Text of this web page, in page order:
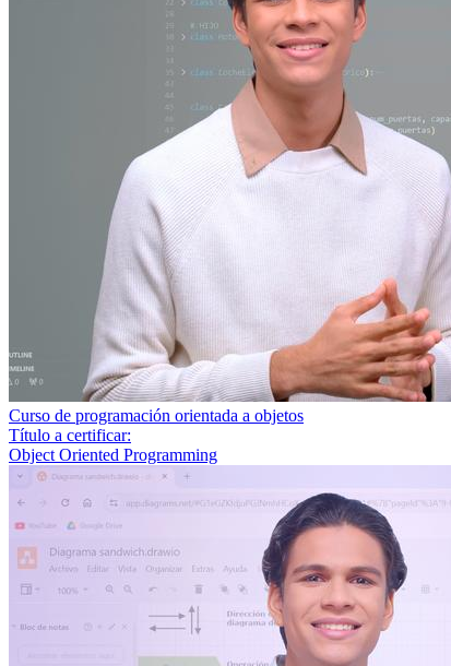
Curso de programación orientada a objetos
Título a certificar:
Object Oriented Programming